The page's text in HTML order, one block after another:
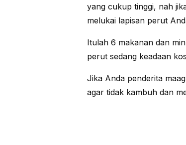
yang cukup tinggi, nah
melukai lapisan perut
Itulah 6 makanan dan
perut sedang keadaan
Jika Anda penderita
agar tidak kambuh dan